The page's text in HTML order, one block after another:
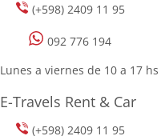
(+598) 2409 11 95
092 776 194
Lunes a viernes de 10 a 17 hs
E-Travels Rent & Car
(+598) 2409 11 95